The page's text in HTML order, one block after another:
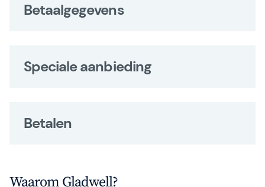
Betaalgegevens
Speciale aanbieding
Betalen
Waarom Gladwell?